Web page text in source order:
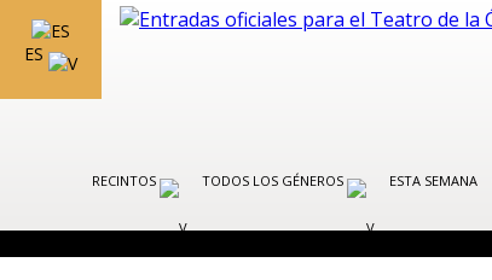
ES
RECINTOS TODOS LOS GÉNEROS ESTA SEMANA